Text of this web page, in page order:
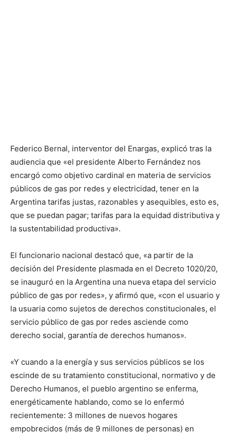
Federico Bernal, interventor del Enargas, explicó tras la
audiencia que «el presidente Alberto Fernández nos
encargó como objetivo cardinal en materia de servicios
públicos de gas por redes y electricidad, tener en la
Argentina tarifas justas, razonables y asequibles, esto es,
que se puedan pagar; tarifas para la equidad distributiva y
la sustentabilidad productiva».
El funcionario nacional destacó que, «a partir de la
decisión del Presidente plasmada en el Decreto 1020/20,
se inauguró en la Argentina una nueva etapa del servicio
público de gas por redes», y afirmó que, «con el usuario y
la usuaria como sujetos de derechos constitucionales, el
servicio público de gas por redes asciende como
derecho social, garantía de derechos humanos».
«Y cuando a la energía y sus servicios públicos se los
escinde de su tratamiento constitucional, normativo y de
Derecho Humanos, el pueblo argentino se enferma,
energéticamente hablando, como se lo enfermó
recientemente: 3 millones de nuevos hogares
empobrecidos (más de 9 millones de personas) en